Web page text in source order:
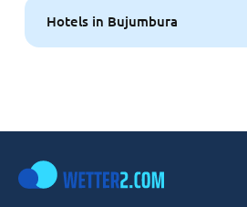
Hotels in Bujumbura